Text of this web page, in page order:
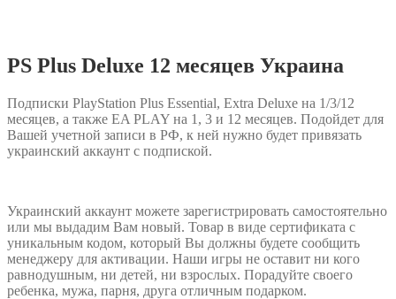
PS Plus Deluxe 12 месяцев Украина
Подписки PlayStation Plus Essential, Extra Deluxe на 1/3/12
месяцев, а также EA PLAY на 1, 3 и 12 месяцев. Подойдет для
Вашей учетной записи в РФ, к ней нужно будет привязать
украинский аккаунт с подпиской.
Украинский аккаунт можете зарегистрировать самостоятельно
или мы выдадим Вам новый. Товар в виде сертификата с
уникальным кодом, который Вы должны будете сообщить
менеджеру для активации. Наши игры не оставит ни кого
равнодушным, ни детей, ни взрослых. Порадуйте своего
ребенка, мужа, парня, друга отличным подарком.